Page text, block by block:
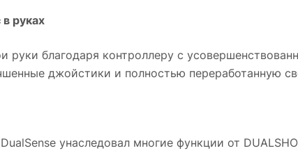
руках
руки благодаря контроллеру с
джойстики и полностью переработанную
унаследовал многие функции от